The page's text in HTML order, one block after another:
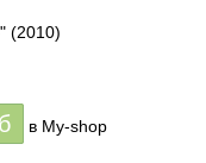
(2010)
в My-shop